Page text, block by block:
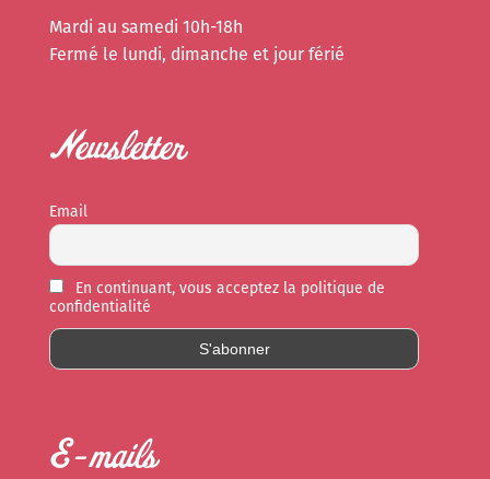
Mardi au samedi 10h-18h
Fermé le lundi, dimanche et jour férié
Newsletter
Email
En continuant, vous acceptez la politique de
confidentialité
E-mails